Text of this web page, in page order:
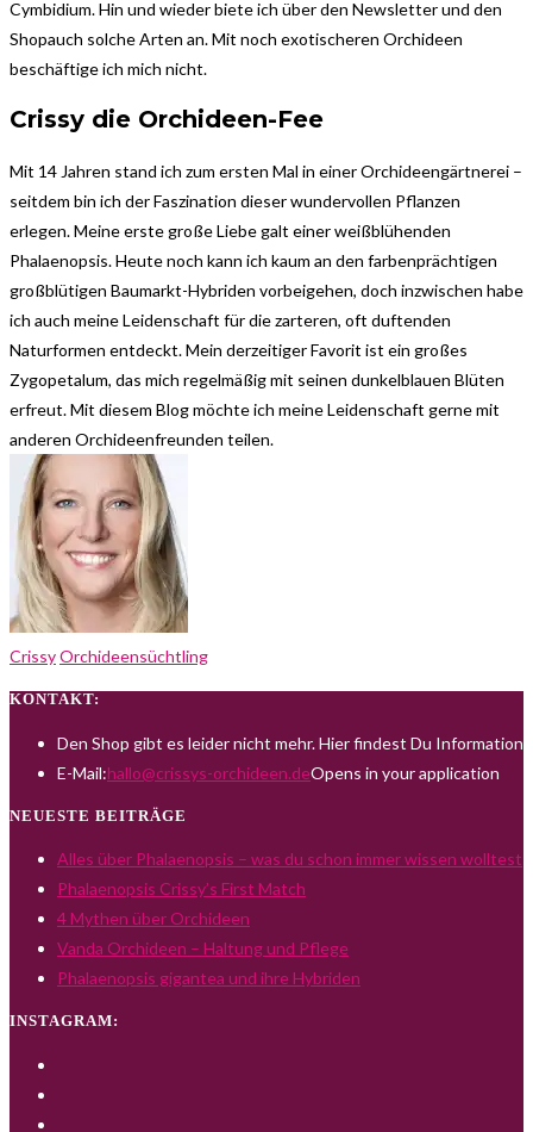
Cymbidium. Hin und wieder biete ich über den Newsletter und den
Shopauch solche Arten an. Mit noch exotischeren Orchideen
beschäftige ich mich nicht.
Crissy die Orchideen-Fee
Mit 14 Jahren stand ich zum ersten Mal in einer Orchideengärtnerei –
seitdem bin ich der Faszination dieser wundervollen Pflanzen
erlegen. Meine erste große Liebe ​galt einer weißblühenden
Phalaenopsis. ​Heute noch kann ich kaum an den farbenprächtigen
großblütigen Baumarkt-Hybriden vorbeigehen, doch inzwischen habe
ich auch meine Leidenschaft für die zarteren, oft duftenden
Naturformen entdeckt. Mein derzeitiger Favorit ist ein großes
Zygopetalum, das mich regelmäßig mit seinen dunkelblauen Blüten
erfreut. Mit diesem Blog möchte ich ​meine Leidenschaft gerne mit
anderen Orchideenfreunden teilen.
CrissyOrchideensüchtling
KONTAKT:
Den Shop gibt es leider nicht mehr. Hier findest Du
E-Mail:hallo@crissys-orchideen.deOpens in your application
NEUESTE BEITRÄGE
Alles über Phalaenopsis – was du schon immer wissen wolltest
Phalaenopsis Crissy’s First Match
4 Mythen über Orchideen
Vanda Orchideen – Haltung und Pflege
Phalaenopsis gigantea und ihre Hybriden
INSTAGRAM: